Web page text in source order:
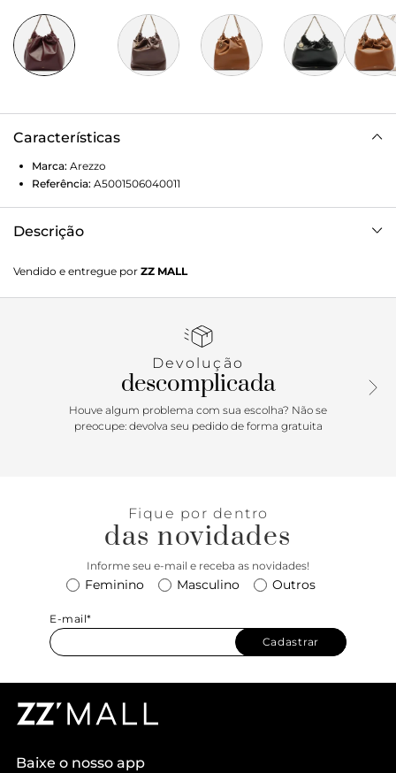
Características
Marca: Arezzo
Referência: A5001506040011
Descrição
arredondadas e acabamento macio. Traz alça curta de
ombro em corrente metálica dupla com tiras de couro
couro. Possui fecho superior em imãs. Com metal dourado,
Vendido e entregue por ZZ MALL
Devolução
descomplicada
Houve algum problema com sua escolha? Não se
preocupe: devolva seu pedido de forma gratuita
Fique por dentro
das novidades
Informe seu e-mail e receba as novidades!
Feminino Masculino Outros
E-mail*
Cadastrar
Baixe o nosso app